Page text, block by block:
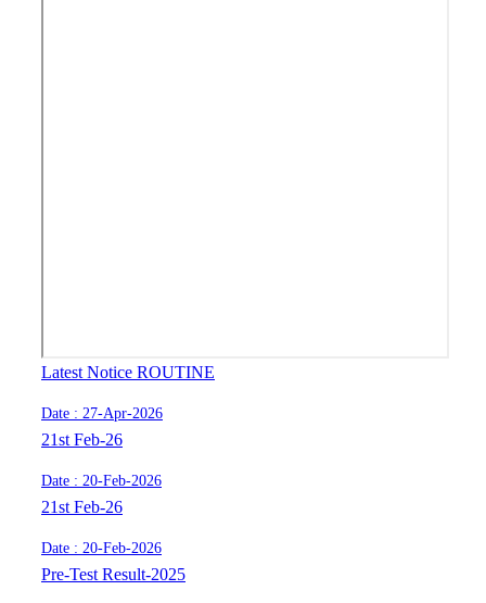
Latest Notice ROUTINE
Date : 27-Apr-2026
21st Feb-26
Date : 20-Feb-2026
21st Feb-26
Date : 20-Feb-2026
Pre-Test Result-2025